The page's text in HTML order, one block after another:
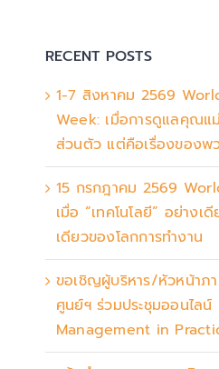
RECENT POSTS
1-7 สิงหาคม 2569
Week: เมื่อการดูแลคุณแ
ส่วนตัว แต่คือเรื่องของพ
15 กรกฎาคม 2569
เมื่อ “เทคโนโลยี” อย่างเ
เดียวของโลกการทำงาน
ขอเชิญผู้บริหาร/หัวหน้าภ
ศูนย์ฯ ร่วมประชุมออนไล
Management in